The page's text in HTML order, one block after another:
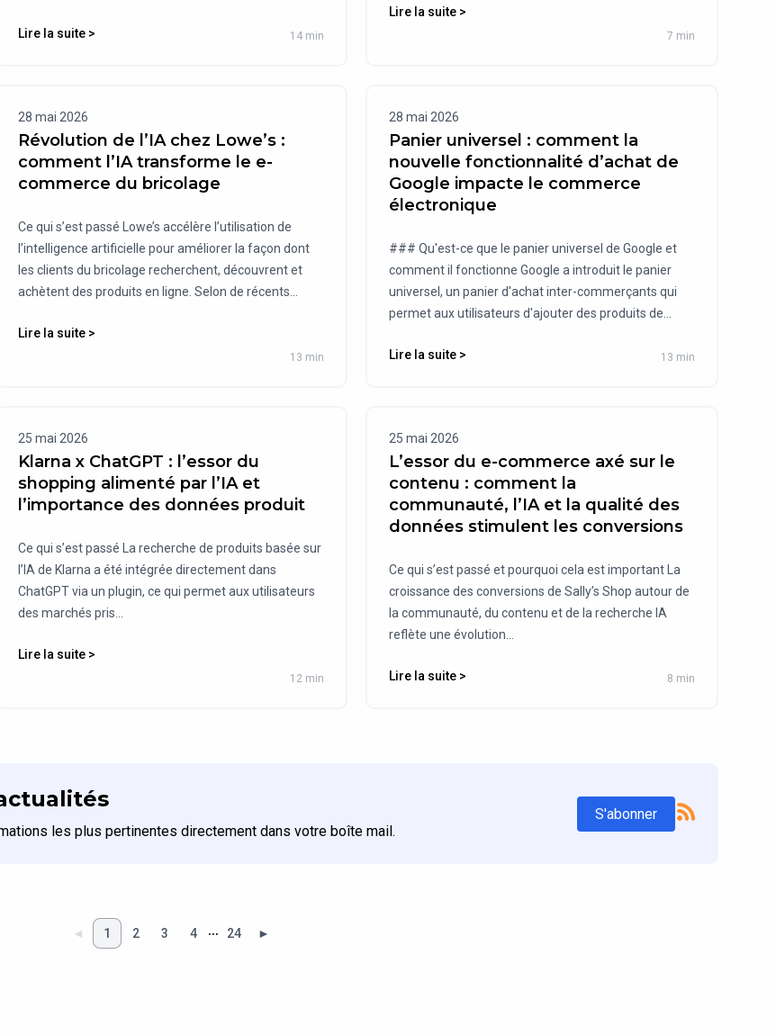
Lire la suite > 14 min
Lire la suite >
7 min
28 mai 2026
Révolution de l’IA chez Lowe’s :
comment l’IA transforme le e-
commerce du bricolage
Ce qui s’est passé Lowe’s accélère l’utilisation de
l’intelligence artificielle pour améliorer la façon dont
les clients du bricolage recherchent, découvrent et
achètent des produits en ligne. Selon de récents...
Lire la suite >
13 min
28 mai 2026
Panier universel : comment la
nouvelle fonctionnalité d’achat de
Google impacte le commerce
électronique
### Qu'est-ce que le panier universel de Google et
comment il fonctionne Google a introduit le panier
universel, un panier d'achat inter-commerçants qui
permet aux utilisateurs d'ajouter des produits de...
Lire la suite > 13 min
25 mai 2026
Klarna x ChatGPT : l’essor du
shopping alimenté par l’IA et
l’importance des données produit
Ce qui s’est passé La recherche de produits basée sur
l’IA de Klarna a été intégrée directement dans
ChatGPT via un plugin, ce qui permet aux utilisateurs
des marchés pris...
Lire la suite >
12 min
25 mai 2026
L’essor du e-commerce axé sur le
contenu : comment la
communauté, l’IA et la qualité des
données stimulent les conversions
Ce qui s’est passé et pourquoi cela est important La
croissance des conversions de Sally’s Shop autour de
la communauté, du contenu et de la recherche IA
reflète une évolution...
Lire la suite > 8 min
les plus pertinentes directement dans votre boîte mail.
S'abonner
◄ 1 2 3 4 … 24 ►